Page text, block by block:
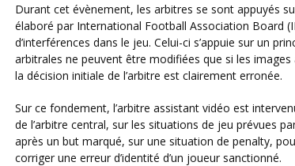
Durant cet évènement, les arbitres se sont appuyés sur un protocole technique précis,
élaboré par International Football Association Board
d’interférences dans le jeu. Celui-ci s’appuie sur un
arbitrales ne peuvent être modifiées que si les
la décision initiale de l’arbitre est clairement erronée.
Sur ce fondement, l’arbitre assistant vidéo est intervenu sur sa proposition ou à la demande
de l’arbitre central, sur les situations de jeu prévues
après un but marqué, sur une situation de penalty,
corriger une erreur d’identité d’un joueur sanctionné.